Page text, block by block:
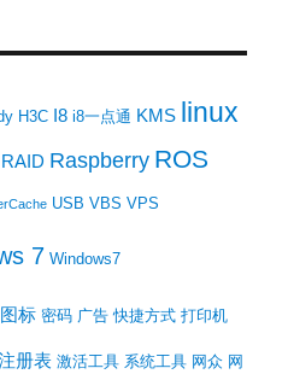
H3C I8 i8一点通 KMS linux
RAID Raspberry ROS
USB VBS VPS
7 Windows7
图标 密码 广告 快捷方式 打印机
册表 激活工具 系统工具 网众 网